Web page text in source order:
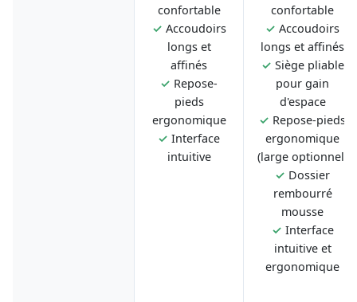
confortable
✓ Accoudoirs
longs et
affinés
✓ Repose-
pieds
ergonomique
✓ Interface
intuitive
confortable
✓ Accoudoirs
longs et affinés
✓ Siège pliable
pour gain
d'espace
✓ Repose-pieds
ergonomique
(large optionnel)
✓ Dossier
rembourré
mousse
✓ Interface
intuitive et
ergonomique